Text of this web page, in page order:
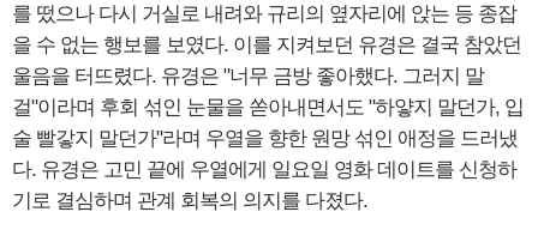
를 떴으나 다시 거실로 내려와 규리의 옆자리에 앉는 등 종잡
을 수 없는 행보를 보였다. 이를 지켜보던 유경은 결국 참았던
울음을 터뜨렸다. 유경은 "너무 금방 좋아했다. 그러지 말
걸"이라며 후회 섞인 눈물을 쏟아내면서도 "하얗지 말던가, 입
술 빨갛지 말던가"라며 우열을 향한 원망 섞인 애정을 드러냈
다. 유경은 고민 끝에 우열에게 일요일 영화 데이트를 신청하
기로 결심하며 관계 회복의 의지를 다졌다.